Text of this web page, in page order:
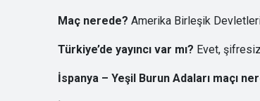
Maç nerede? Amerika Birleşik
Türkiye’de yayıncı var mı? Evet,
İspanya – Yeşil Burun Adaları maçı